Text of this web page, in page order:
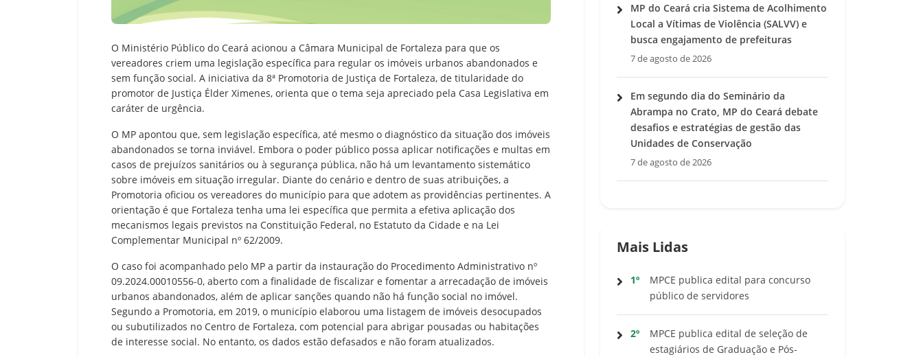
O Ministério Público do Ceará acionou a Câmara Municipal de Fortaleza para que os
vereadores criem uma legislação específica para regular os imóveis urbanos abandonados e
sem função social. A iniciativa da 8ª Promotoria de Justiça de Fortaleza, de titularidade do
promotor de Justiça Élder Ximenes, orienta que o tema seja apreciado pela Casa Legislativa em
caráter de urgência.
O MP apontou que, sem legislação específica, até mesmo o diagnóstico da situação dos imóveis
abandonados se torna inviável. Embora o poder público possa aplicar notificações e multas em
casos de prejuízos sanitários ou à segurança pública, não há um levantamento sistemático
sobre imóveis em situação irregular. Diante do cenário e dentro de suas atribuições, a
Promotoria oficiou os vereadores do município para que adotem as providências pertinentes. A
orientação é que Fortaleza tenha uma lei específica que permita a efetiva aplicação dos
mecanismos legais previstos na Constituição Federal, no Estatuto da Cidade e na Lei
Complementar Municipal nº 62/2009.
O caso foi acompanhado pelo MP a partir da instauração do Procedimento Administrativo nº
09.2024.00010556-0, aberto com a finalidade de fiscalizar e fomentar a arrecadação de imóveis
urbanos abandonados, além de aplicar sanções quando não há função social no imóvel.
Segundo a Promotoria, em 2019, o município elaborou uma listagem de imóveis desocupados
ou subutilizados no Centro de Fortaleza, com potencial para abrigar pousadas ou habitações
de interesse social. No entanto, os dados estão defasados e não foram atualizados.
MP do Ceará cria Sistema de Acolhimento
Local a Vítimas de Violência (SALVV) e
busca engajamento de prefeituras
7 de agosto de 2026
Em segundo dia do Seminário da
Abrampa no Crato, MP do Ceará debate
desafios e estratégias de gestão das
Unidades de Conservação
7 de agosto de 2026
Mais Lidas
1º
MPCE publica edital para concurso
público de servidores
2º
MPCE publica edital de seleção de
estagiários de Graduação e Pós-